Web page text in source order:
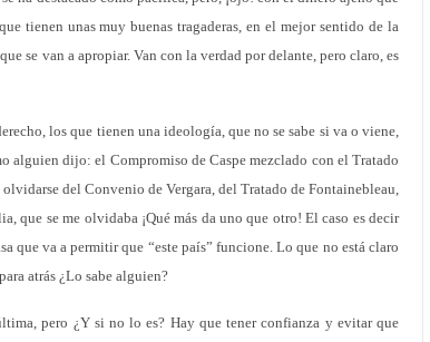
tienen unas muy buenas tragaderas, en el mejor sentido de la
se van a apropiar. Van con la verdad por delante, pero claro, es
los que tienen una ideología, que no se sabe si va o viene,
alguien dijo: el Compromiso de Caspe mezclado con el Tratado
del Convenio de Vergara, del Tratado de Fontainebleau,
que se me olvidaba ¡Qué más da uno que otro! El caso es decir
que va a permitir que “este país” funcione. Lo que no está claro
atrás ¿Lo sabe alguien?
pero ¿Y si no lo es? Hay que tener confianza y evitar que